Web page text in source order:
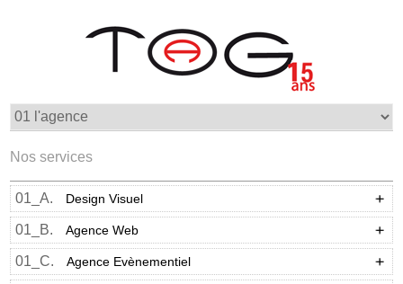
Nos services
01_A. Design Visuel
01_B. Agence Web
01_C. Agence Evènementiel